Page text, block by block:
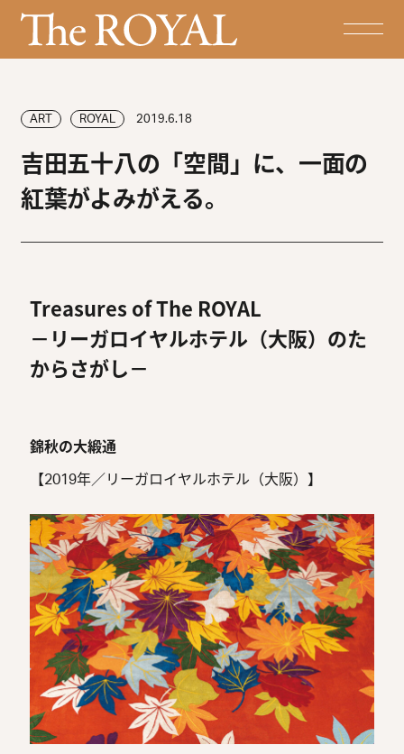
ART ROYAL 2019.6.18
吉田五十八の「空間」に、一面の
紅葉がよみがえる。
Treasures of The ROYAL
－リーガロイヤルホテル（大阪）のた
からさがし－
錦秋の大緞通
【2019年／リーガロイヤルホテル（大阪）】